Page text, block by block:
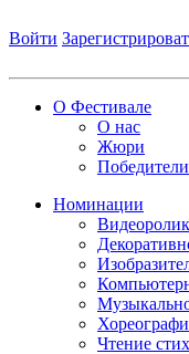
Войти
О Фестивале
О нас
Жюри
Номинации
Видеоролик
Чтение